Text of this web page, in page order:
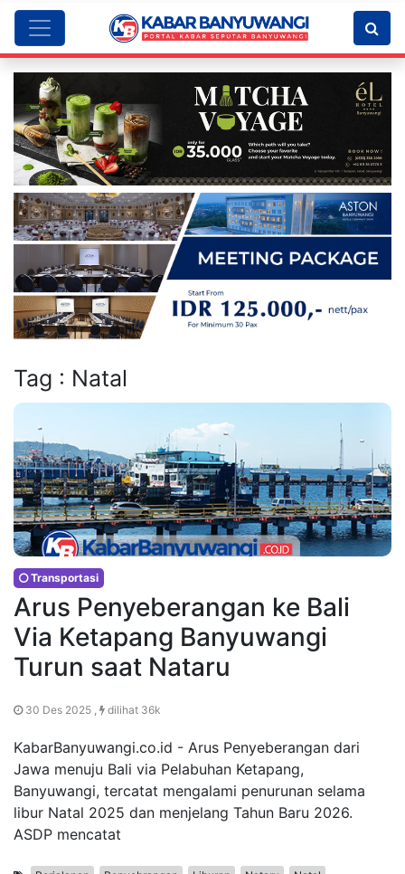
Tag : Natal
Transportasi
Arus Penyeberangan ke Bali
Via Ketapang Banyuwangi
Turun saat Nataru
30 Des 2025 , dilihat 36k
KabarBanyuwangi.co.id - Arus Penyeberangan dari
Jawa menuju Bali via Pelabuhan Ketapang,
Banyuwangi, tercatat mengalami penurunan selama
libur Natal 2025 dan menjelang Tahun Baru 2026.
ASDP mencatat